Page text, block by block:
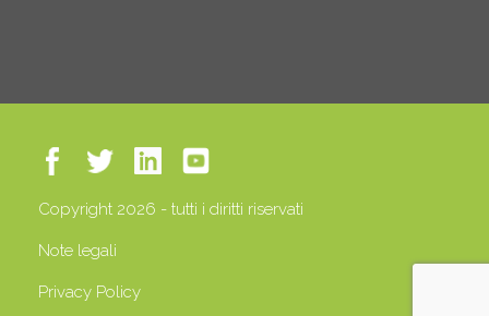
Copyright 2026 - tutti i diritti riservati
Note legali
Privacy Policy